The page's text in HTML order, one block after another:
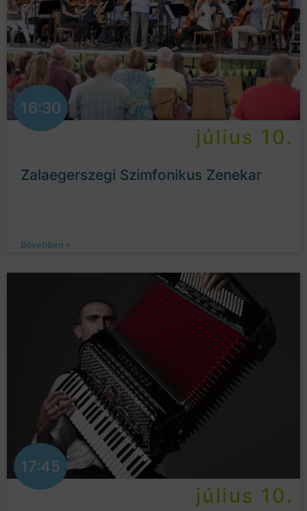
16:30
július 10.
Zalaegerszegi Szimfonikus Zenekar
Bővebben »
17:45
július 10.